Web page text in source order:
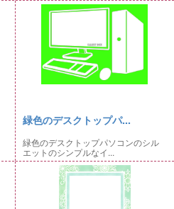
緑色のデスクトップパ...
緑色のデスクトップパソコンのシル
エットのシンプルなイ...